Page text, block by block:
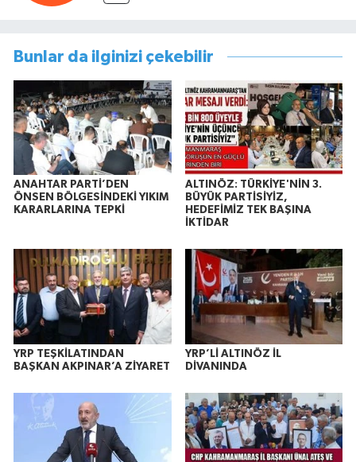
Bunlar da ilginizi çekebilir
ANAHTAR PARTİ’DEN
ÖNSEN BÖLGESİNDEKİ YIKIM
KARARLARINA TEPKİ
ALTINÖZ: TÜRKİYE'NİN 3.
BÜYÜK PARTİSİYİZ,
HEDEFİMİZ TEK BAŞINA
İKTİDAR
YRP TEŞKİLATINDAN
BAŞKAN AKPINAR’A ZİYARET
YRP’Lİ ALTINÖZ İL
DİVANINDA